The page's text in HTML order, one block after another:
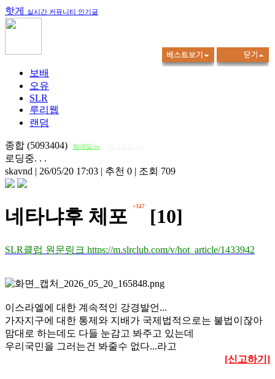
핫게 실시간 커뮤니티 인기글
보배
오유
SLR
루리웹
랜덤
종합 (5093404) 썸네일on
로딩중. . .
skavnd | 26/05/20 17:03 | 추천 0 | 조회 709
네타냐후 체포 +347 [10]
SLR클럽 원문링크 https://m.slrclub.com/v/hot_article/1433942
이스라엘에 대한 계속적인 강경발언...
가자지구에 대한 통제와 지배가 국제법적으로는 불법이잖아
맘대로 하는데도 다들 눈감고 봐주고 있는데
우리국민을 그러는건 봐줄수 없다...라고
[신고하기]